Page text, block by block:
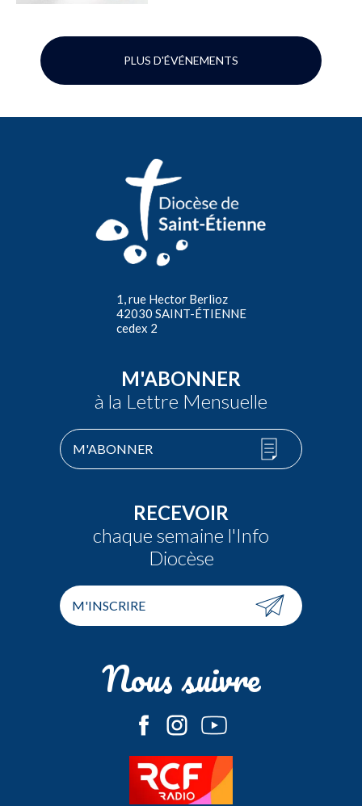
PLUS D'ÉVÉNEMENTS
1, rue Hector Berlioz
42030 SAINT-ÉTIENNE
cedex 2
M'ABONNER
à la Lettre Mensuelle
M'ABONNER
RECEVOIR
chaque semaine l'Info
Diocèse
M'INSCRIRE
Nous suivre